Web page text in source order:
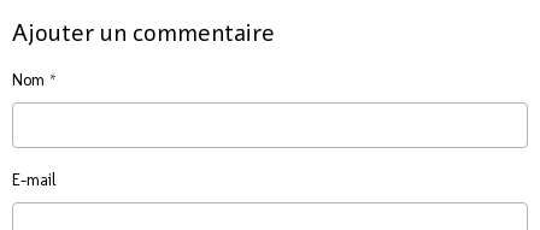
Ajouter un commentaire
Nom
E-mail